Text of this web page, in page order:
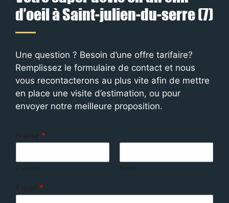
d’oeil à Saint-julien-du-serre (7)
Une question ? Besoin d’une offre tarifaire?
Remplissez le formulaire de contact et nous
vous recontacterons au plus vite afin de mettre
en place une visite d’estimation, ou pour
envoyer notre meilleure proposition.
*
*